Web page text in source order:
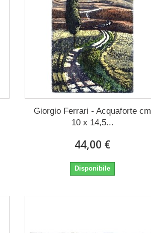
Giorgio Ferrari - Acquaforte cm
10 x 14,5...
44,00 €
Disponibile